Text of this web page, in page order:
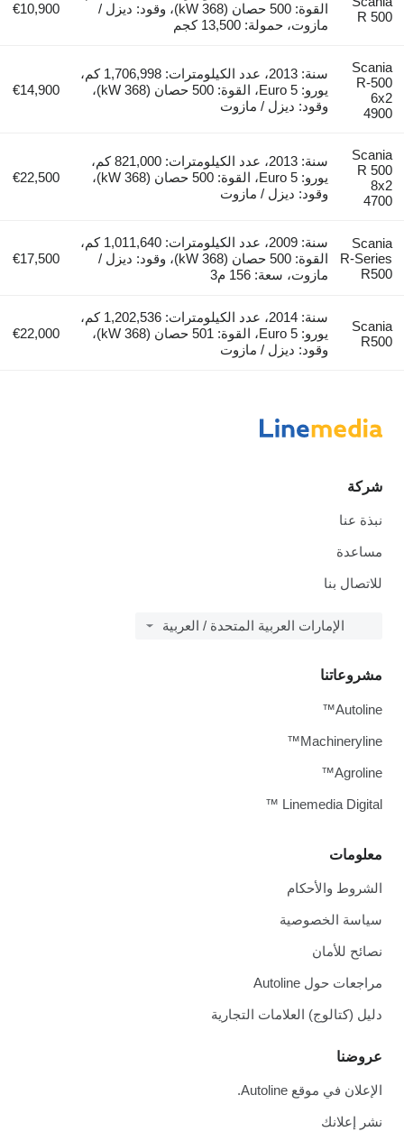
R 500
القوة: 500 حصان (368 kW)، وقود: ديزل /
مازوت، حمولة: 13,500 كجم
€10,900
Scania
R-500
6x2
4900
سنة: 2013، عدد الكيلومترات: 1,706,998 كم،
يورو: Euro 5، القوة: 500 حصان (368 kW)،
وقود: ديزل / مازوت
€14,900
Scania
R 500
8x2
4700
سنة: 2013، عدد الكيلومترات: 821,000 كم،
يورو: Euro 5، القوة: 500 حصان (368 kW)،
وقود: ديزل / مازوت
€22,500
Scania
R-Series
R500
سنة: 2009، عدد الكيلومترات: 1,011,640 كم،
القوة: 500 حصان (368 kW)، وقود: ديزل /
مازوت، سعة: 156 م3
€17,500
Scania
R500
سنة: 2014، عدد الكيلومترات: 1,202,536 كم،
يورو: Euro 5، القوة: 501 حصان (368 kW)،
وقود: ديزل / مازوت
€22,000
شركة
نبذة عنا
مساعدة
للاتصال بنا
الإمارات العربية المتحدة / العربية
معلومات
الشروط والأحكام
سياسة الخصوصية
نصائح للأمان
مراجعات حول Autoline
دليل (كتالوج) العلامات التجارية
عروضنا
الإعلان في موقع Autoline.
نشر إعلانك
مشروعاتنا
Autoline™
Machineryline™
Agroline™
Linemedia Digital ™